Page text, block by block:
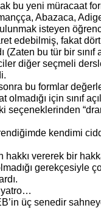
bu yeni müracaat
Abazaca,
isteyen
edebilmiş, fakat
(Zaten bu tür bir
diğer seçmeli
bu formlar
olmadığı için sınıf
seçeneklerinden
kendimi
hakkı vererek bir
gerekçesiyle
üç senedir